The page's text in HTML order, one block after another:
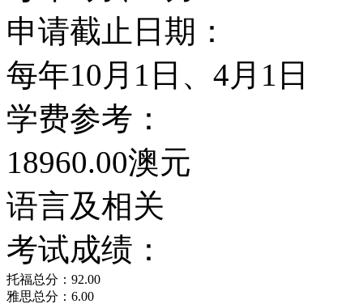
（南港）之唯一国立大
中的地理优势及国际观
态研究科系及企业管理
系。许多亚裔、阿拉伯
位。校内并设本州第二
的最大校区。
研究优势
申请截止日期：
每年10月1日、4月1日
学费参考：
18960.00澳元
语言及相关
考试成绩：
托福总分：92.00
雅思总分：6.00